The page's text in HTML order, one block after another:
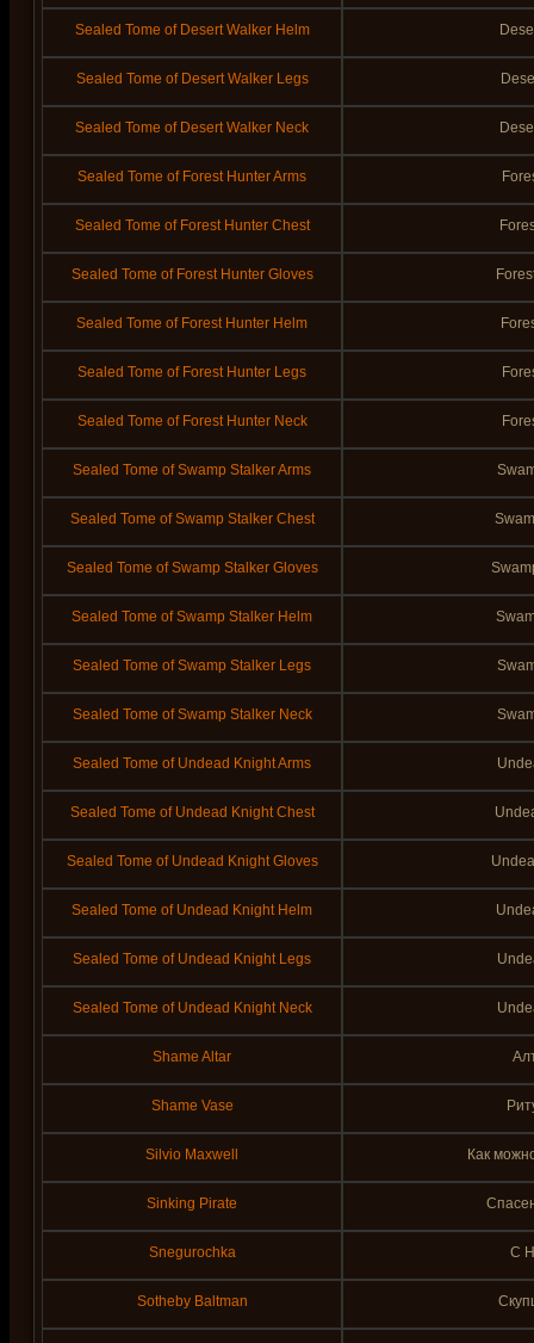
Sealed Tome of Desert Walker Helm
Sealed Tome of Desert Walker Legs
Sealed Tome of Desert Walker Neck
Sealed Tome of Forest Hunter Arms
Sealed Tome of Forest Hunter Chest
Sealed Tome of Forest Hunter Gloves
Sealed Tome of Forest Hunter Helm
Sealed Tome of Forest Hunter Legs
Sealed Tome of Forest Hunter Neck
Sealed Tome of Swamp Stalker Arms
Sealed Tome of Swamp Stalker Chest
Sealed Tome of Swamp Stalker Gloves
Sealed Tome of Swamp Stalker Helm
Sealed Tome of Swamp Stalker Legs
Sealed Tome of Swamp Stalker Neck
Sealed Tome of Undead Knight Arms
Sealed Tome of Undead Knight Chest
Sealed Tome of Undead Knight Gloves
Sealed Tome of Undead Knight Helm
Sealed Tome of Undead Knight Legs
Sealed Tome of Undead Knight Neck
Shame Altar
Shame Vase
Silvio Maxwell Как
Sinking Pirate
Snegurochka С
Sotheby Baltman